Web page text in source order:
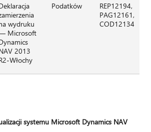
wydruku
Microsoft
2013
Włochy
Podatków
REP12194,
PAG12161,
COD12134
systemu Microsoft Dynamics NAV